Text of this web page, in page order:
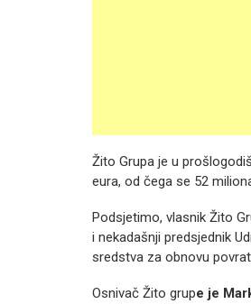
Žito Grupa je u
eura, od čega se 52
Podsjetimo, vlasnik Žito
i nekadašnji predsjednik
sredstva za obnovu
Osnivač Žito grupe je